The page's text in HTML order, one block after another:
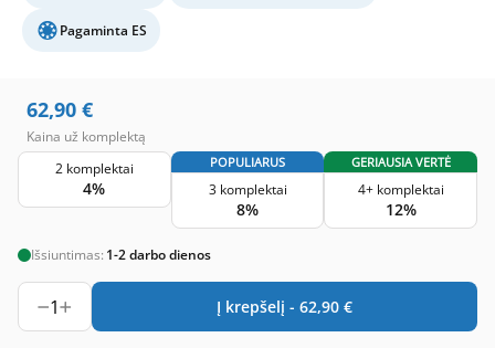
Pagaminta ES
62,90 €
Kaina už komplektą
2 komplektai
4%
POPULIARUS
3 komplektai
8%
GERIAUSIA VERTĖ
4+ komplektai
12%
Išsiuntimas: 1-2 darbo dienos
1 Į krepšelį - 62,90 €